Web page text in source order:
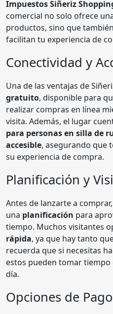
Impuestos Siñeriz
comercial no solo ofrece
productos, sino que
facilitan tu experiencia de
Conectividad y
Una de las ventajas de
gratuito, disponible para
realizar compras en línea
visita. Además, el lugar
para personas en silla de
accesible, asegurando que
su experiencia de compra.
Planificación y
Antes de lanzarte a
una planificación para
tiempo. Muchos visitantes
rápida, ya que hay tanto
recuerda que si necesitas
estos pueden tomar
día.
Opciones de